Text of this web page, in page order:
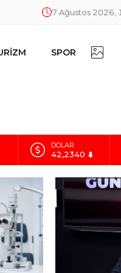
7 Ağustos 2026,
SPOR
EURO
48,8802
ALTIN
5.629,56
BİST